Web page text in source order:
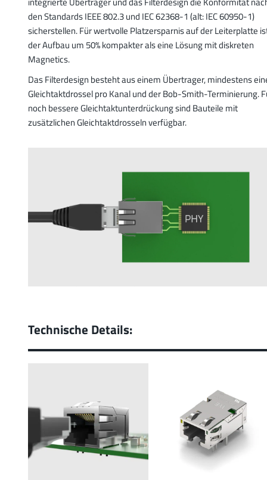
den Standards IEEE 802.3 und IEC 62368-1 (alt: IEC 60950-1)
sicherstellen. Für wertvolle Platzersparnis auf der Leiterplatte
der Aufbau um 50% kompakter als eine Lösung mit diskreten
Magnetics.
Das Filterdesign besteht aus einem Übertrager, mindestens
Gleichtaktdrossel pro Kanal und der Bob-Smith-Terminierung.
noch bessere Gleichtaktunterdrückung sind Bauteile mit
zusätzlichen Gleichtaktdrosseln verfügbar.
Technische Details: